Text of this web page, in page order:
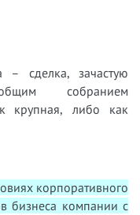
сделка, зачастую
собранием
крупная, либо как
корпоративного
бизнеса компании с